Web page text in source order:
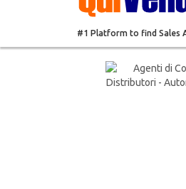
#1 Platform to find Sales